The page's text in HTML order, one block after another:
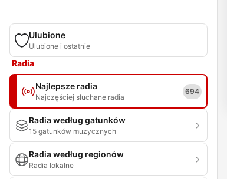
Ulubione
Ulubione i ostatnie
Radia
Najlepsze radia
Najczęściej słuchane radia
694
Radia według gatunków
15 gatunków muzycznych
Radia według regionów
Radia lokalne